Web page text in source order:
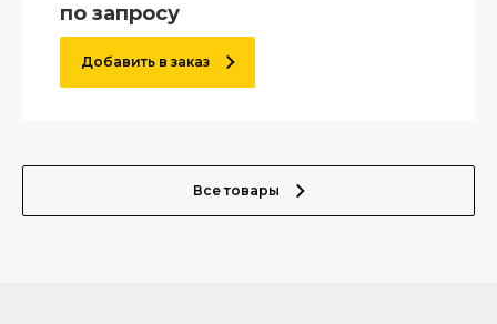
по запросу
Добавить в заказ
Все товары